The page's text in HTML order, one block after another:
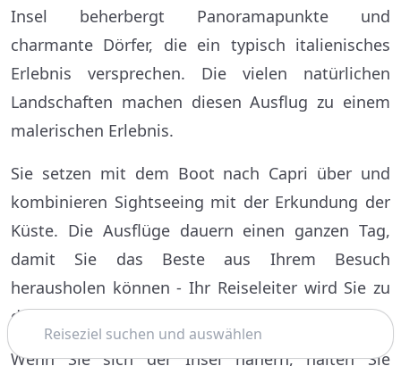
Suchen
Insel beherbergt Panoramapunkte und
charmante Dörfer, die ein typisch italienisches
Erlebnis versprechen. Die vielen natürlichen
Landschaften machen diesen Ausflug zu einem
malerischen Erlebnis.
Sie setzen mit dem Boot nach Capri über und
kombinieren Sightseeing mit der Erkundung der
Küste. Die Ausflüge dauern einen ganzen Tag,
damit Sie das Beste aus Ihrem Besuch
herausholen können - Ihr Reiseleiter wird Sie zu
den besten Plätzen führen.
Wenn Sie sich der Insel nähern, halten Sie